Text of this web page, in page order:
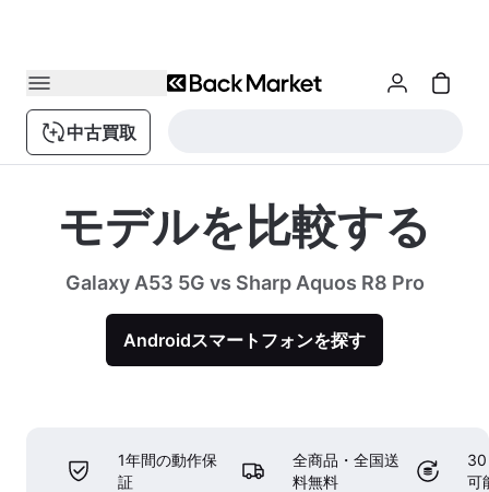
中古買取
モデルを比較する
Galaxy A53 5G vs Sharp Aquos R8 Pro
Androidスマートフォンを探す
1年間の動作保
証
全商品・全国送
料無料
30
可